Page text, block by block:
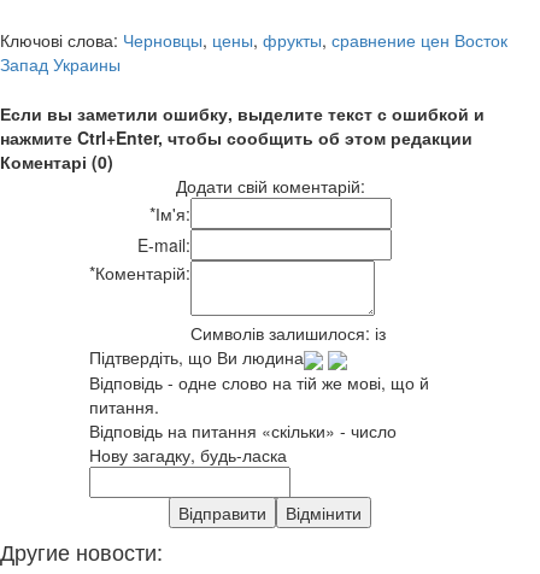
Ключові слова: Черновцы, цены, фрукты, сравнение цен Восток
Запад Украины
Если вы заметили ошибку, выделите текст с ошибкой и
нажмите Ctrl+Enter, чтобы сообщить об этом редакции
Коментарі (0)
Додати свій коментарій:
*Ім'я:
E-mail:
*Коментарій:
Символів залишилося: із
Підтвердіть, що Ви людина
Відповідь - одне слово на тій же мові, що й
питання.
Відповідь на питання «скільки» - число
Нову загадку, будь-ласка
Другие новости: